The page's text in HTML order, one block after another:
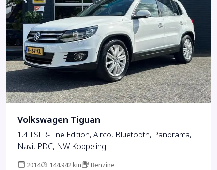
Volkswagen Tiguan
1.4 TSI R-Line Edition, Airco, Bluetooth, Panorama,
Navi, PDC, NW Koppeling
2014 144.942 km Benzine